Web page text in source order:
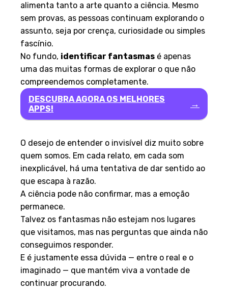
alimenta tanto a arte quanto a ciência. Mesmo
sem provas, as pessoas continuam explorando o
assunto, seja por crença, curiosidade ou simples
fascínio.
No fundo, identificar fantasmas é apenas
uma das muitas formas de explorar o que não
compreendemos completamente.
DESCUBRA AGORA OS MELHORES
APPS!
→
O desejo de entender o invisível diz muito sobre
quem somos. Em cada relato, em cada som
inexplicável, há uma tentativa de dar sentido ao
que escapa à razão.
A ciência pode não confirmar, mas a emoção
permanece.
Talvez os fantasmas não estejam nos lugares
que visitamos, mas nas perguntas que ainda não
conseguimos responder.
E é justamente essa dúvida — entre o real e o
imaginado — que mantém viva a vontade de
continuar procurando.